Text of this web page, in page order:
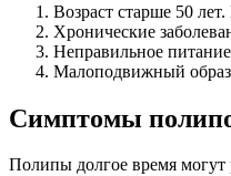
Возраст старше 50
Хронические
Неправильное
Малоподвижный
Симптомы
Полипы долгое время